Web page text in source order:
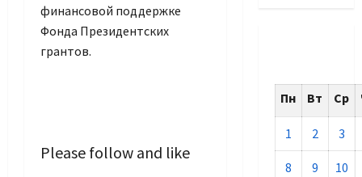
финансовой поддержке
Фонда Президентских
грантов.
Please follow and like
Пн Вт Ср
1 2 3
8 9 10